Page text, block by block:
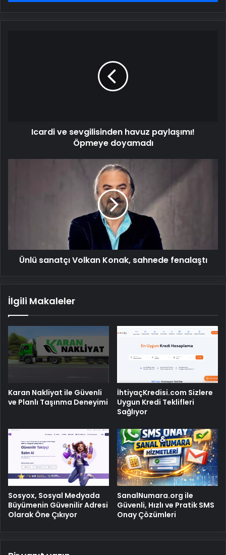
Icardi ve sevgilisinden havuz paylaşımı!
Öpmeye doyamadı
Ünlü sanatçı Volkan Konak, sahnede fenalaştı
İlgili Makaleler
Karan Nakliyat ile Güvenli
ve Planlı Taşınma Deneyimi
İhtiyaçKredisi.com Sizlere
Uygun Kredi Teklifleri
Sağlıyor
Sosyox, Sosyal Medyada
Büyümenin Güvenilir Adresi
Olarak Öne Çıkıyor
SanalNumara.org ile
Güvenli, Hızlı ve Pratik SMS
Onay Çözümleri